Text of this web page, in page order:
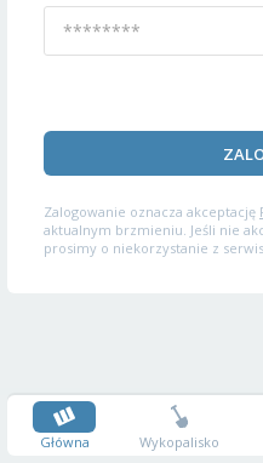
Zalogowanie oznacza akceptację
aktualnym brzmieniu. Jeśli nie
prosimy o niekorzystanie z
Główna Wykopalisko